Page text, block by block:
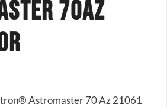
70Az
Astromaster 70 Az 21061